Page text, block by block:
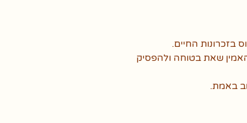
בזכרונות החיים.
שאת בטוחה ולהפסיק
באמת.